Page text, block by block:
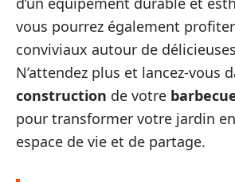
vous pourrez également
conviviaux autour de
N’attendez plus et lancez-vous
construction de votre
pour transformer votre jardin
espace de vie et de partage.